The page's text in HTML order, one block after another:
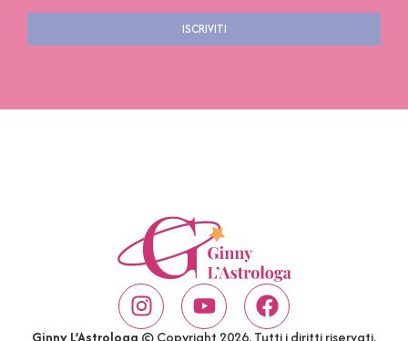
ISCRIVITI
Ginny L’Astrologa © Copyright 2026. Tutti i diritti riservati.